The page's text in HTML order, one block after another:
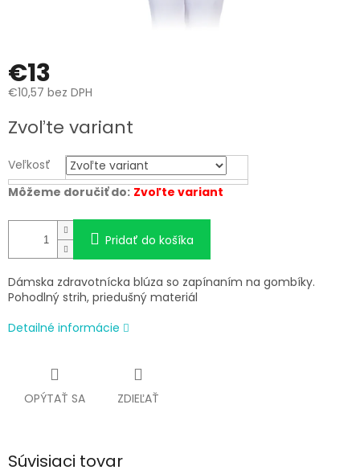
€13
€10,57 bez DPH
cena:
Zvoľte variant
Veľkosť
Môžeme doručiť do: Zvoľte variant
Pridať do košíka
Dámska zdravotnícka blúza so zapínaním na gombíky.
Pohodlný strih, priedušný materiál
Detailné informácie
OPÝTAŤ SA ZDIEĽAŤ
Súvisiaci tovar